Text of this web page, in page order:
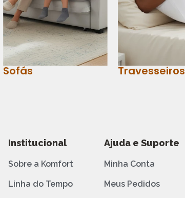
Sofás Travesseiros
Institucional
Sobre a Komfort
Linha do Tempo
Ajuda e Suporte
Minha Conta
Meus Pedidos